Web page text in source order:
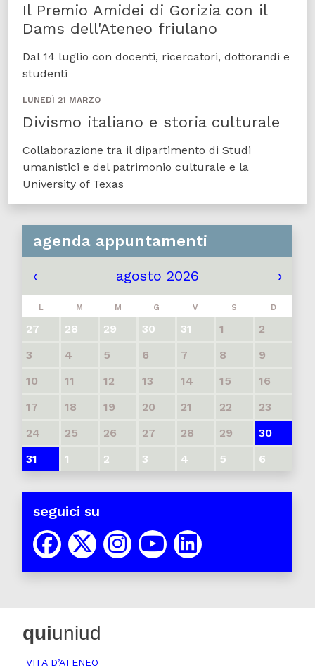
Il Premio Amidei di Gorizia con il
Dams dell'Ateneo friulano
Dal 14 luglio con docenti, ricercatori, dottorandi e
studenti
LUNEDÌ 21 MARZO
Divismo italiano e storia culturale
Collaborazione tra il dipartimento di Studi
umanistici e del patrimonio culturale e la
University of Texas
agenda appuntamenti
‹ agosto 2026 ›
L M M G V S D
27 28 29 30 31 1
2
3
4 5 6 7 8
9
10
11 12 13 14 15
16
17
18 19 20 21 22
23
24
25 26 27 28 29
30
31
1 2 3 4 5 6
seguici su
quiuniud
VITA D’ATENEO